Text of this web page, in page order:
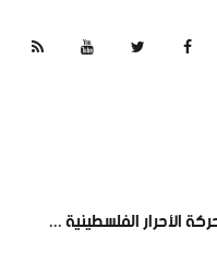
*تصريح صحفي صادر عن حركة الأحرار الفلسطينية حول استقالة لجنة الطوارئ في غزة